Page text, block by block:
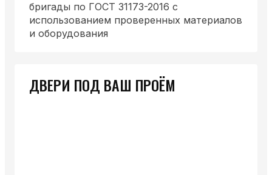
бригады по ГОСТ 31173-2016 с
использованием проверенных материалов
и оборудования
ДВЕРИ ПОД ВАШ ПРОЁМ